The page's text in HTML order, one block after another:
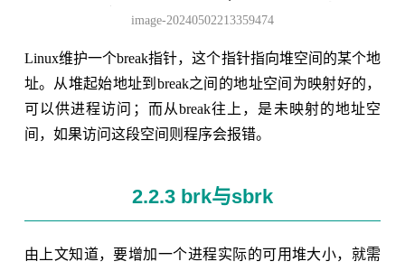
image-20240502213359474
Linux维护一个break指针，这个指针指向堆空间的某个地
址。从堆起始地址到break之间的地址空间为映射好的，
可以供进程访问；而从break往上，是未映射的地址空
间，如果访问这段空间则程序会报错。
2.2.3 brk与sbrk
由上文知道，要增加一个进程实际的可用堆大小，就需